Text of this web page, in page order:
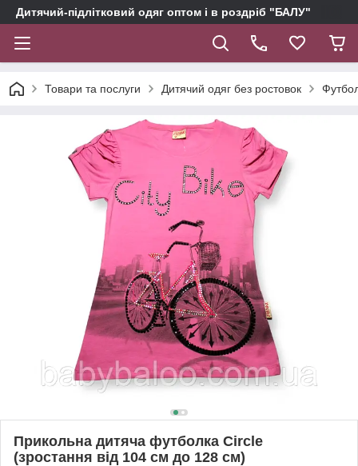
Дитячий-підлітковий одяг оптом і в роздріб "БАЛУ"
Товари та послуги Дитячий одяг без ростовок
Прикольна дитяча футболка Circle
(зростання від 104 см до 128 см)